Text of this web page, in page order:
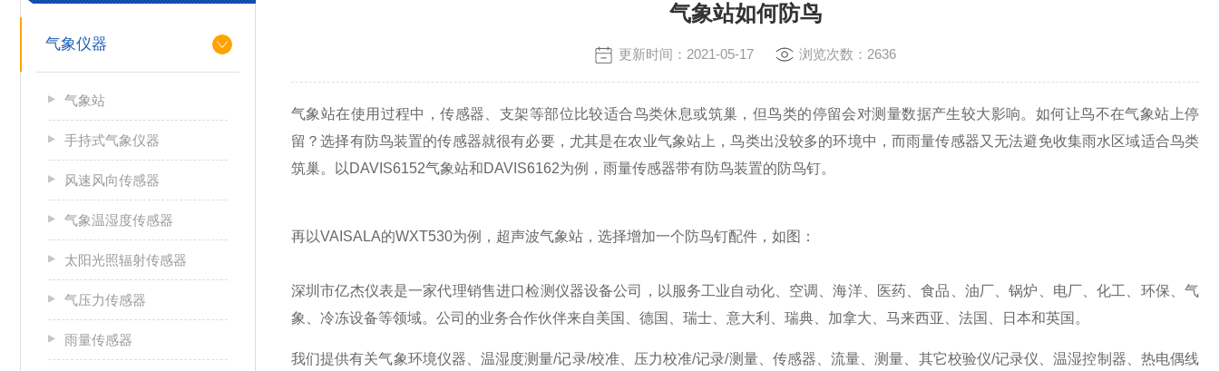
气象站如何防鸟
更新时间：2021-05-17 浏览次数：2636
气象站在使用过程中，传感器、支架等部位比较适合鸟类休息或筑巢，但鸟类的停留会对测量数据产生较大影响。如何让鸟不在气象站上停
留？选择有防鸟装置的传感器就很有必要，尤其是在农业气象站上，鸟类出没较多的环境中，而雨量传感器又无法避免收集雨水区域适合鸟类
筑巢。以DAVIS6152气象站和DAVIS6162为例，雨量传感器带有防鸟装置的防鸟钉。
再以VAISALA的WXT530为例，超声波气象站，选择增加一个防鸟钉配件，如图：
深圳市亿杰仪表是一家代理销售进口检测仪器设备公司，以服务工业自动化、空调、海洋、医药、食品、油厂、锅炉、电厂、化工、环保、气
象、冷冻设备等领域。公司的业务合作伙伴来自美国、德国、瑞士、意大利、瑞典、加拿大、马来西亚、法国、日本和英国​。
我们提供有关气象环境仪器、温湿度测量/记录/校准、压力校准/记录/测量、传感器、流量、测量、其它校验仪/记录仪、温湿控制器、热电偶线
气象仪器
气象站
手持式气象仪器
风速风向传感器
气象温湿度传感器
太阳光照辐射传感器
气压力传感器
雨量传感器